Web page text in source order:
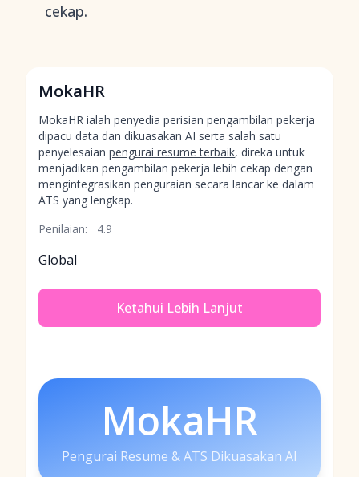
cekap.
MokaHR
MokaHR ialah penyedia perisian pengambilan pekerja
dipacu data dan dikuasakan AI serta salah satu
penyelesaian pengurai resume terbaik, direka untuk
menjadikan pengambilan pekerja lebih cekap dengan
mengintegrasikan penguraian secara lancar ke dalam
ATS yang lengkap.
Penilaian:
4.9
Global
Ketahui Lebih Lanjut
MokaHR
Pengurai Resume & ATS Dikuasakan AI